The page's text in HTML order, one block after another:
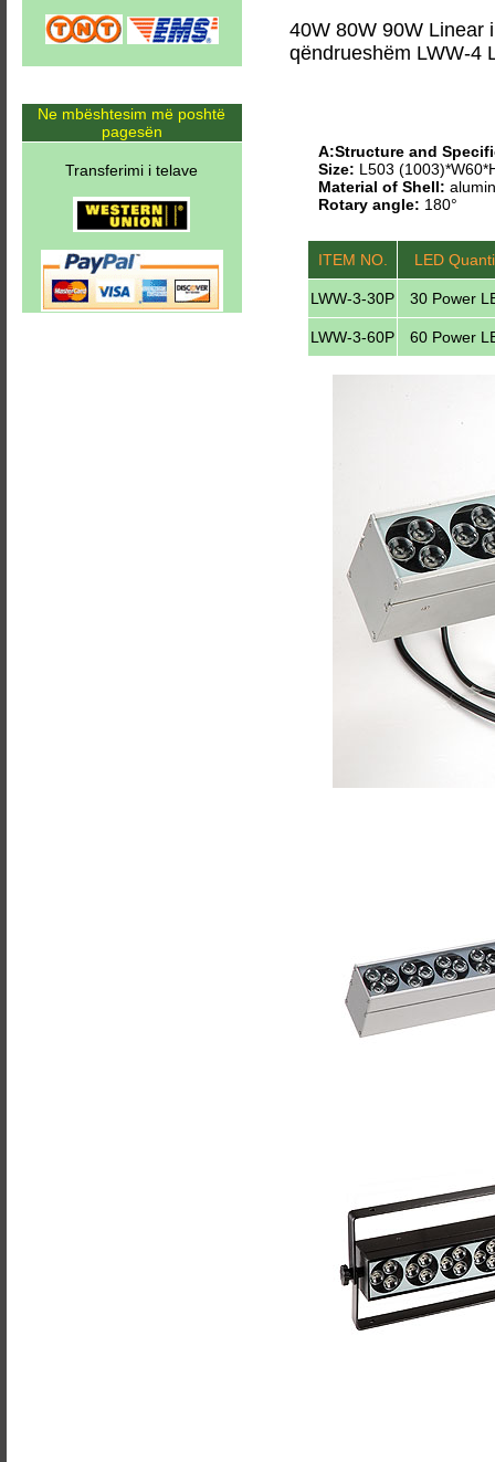
40W 80W 90W Linear
qëndrueshëm LWW-4
A:Structure and
Size: L503
Material of Shell:
Rotary angle: 180°
ITEM NO. LED
LWW-3-30P 30 Power
LWW-3-60P 60 Power
Ne mbështesim më poshtë
pagesën
Transferimi i telave